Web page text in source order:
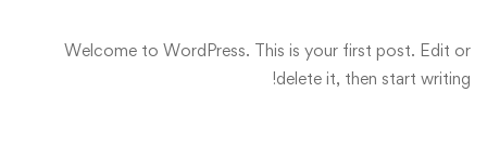
Welcome to WordPress. This is your first post. Edit or
delete it, then start writing!